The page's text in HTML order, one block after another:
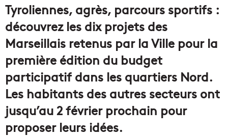
Tyroliennes, agrès, parcours sportifs :
découvrez les dix projets des
Marseillais retenus par la Ville pour la
première édition du budget
participatif dans les quartiers Nord.
Les habitants des autres secteurs ont
jusqu’au 2 février prochain pour
proposer leurs idées.